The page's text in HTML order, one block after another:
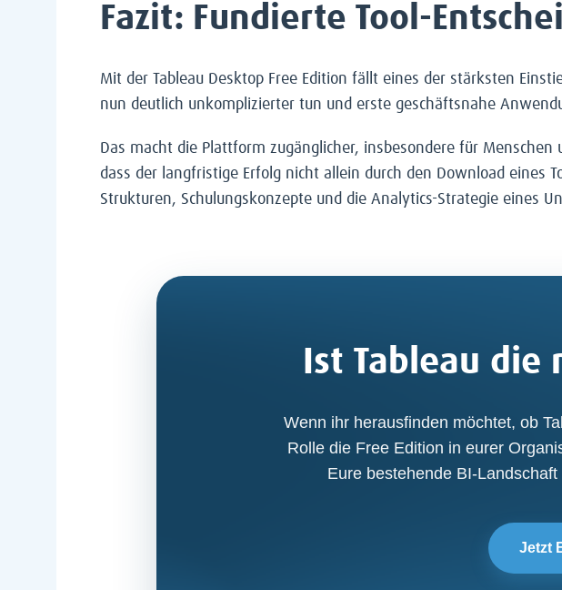
Fazit: Fundierte Tool-
Mit der Tableau Desktop Free Edition fällt eines der stärksten
nun deutlich unkomplizierter tun und erste geschäftsnahe
Das macht die Plattform zugänglicher, insbesondere für
dass der langfristige Erfolg nicht allein durch den Download eines
Strukturen, Schulungskonzepte und die Analytics-Strategie eines
Ist Tableau die
Wenn ihr herausfinden möchtet, ob
Rolle die Free Edition in eurer
Eure bestehende BI-
Jetzt